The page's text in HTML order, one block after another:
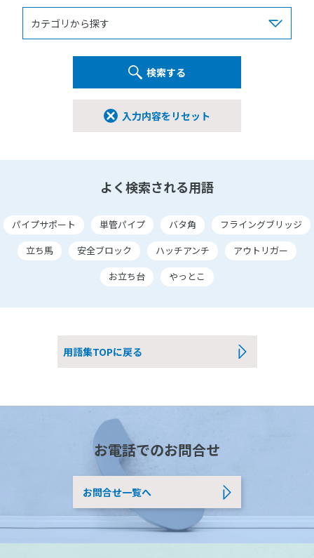
入力内容をリセット
検索する
よく検索される用語
パイプサポート 単管パイプ バタ角
フライングブリッジ
立ち馬
安全ブロック ハッチアンチ
アウトリガー
お立ち台
やっとこ
用語集TOPに戻る
お電話でのお問合せ
お問合せ一覧へ